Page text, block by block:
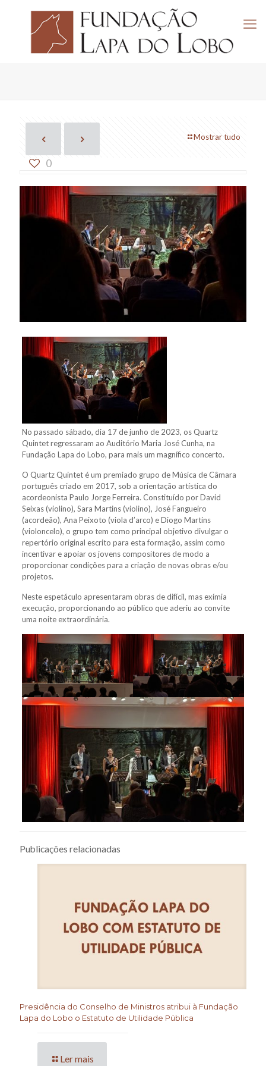
Mostrar tudo
0
No passado sábado, dia 17 de junho de 2023, os Quartz
Quintet regressaram ao Auditório Maria José Cunha, na
Fundação Lapa do Lobo, para mais um magnífico concerto.
O Quartz Quintet é um premiado grupo de Música de Câmara
português criado em 2017, sob a orientação artística do
acordeonista Paulo Jorge Ferreira. Constituído por David
Seixas (violino), Sara Martins (violino), José Fangueiro
(acordeão), Ana Peixoto (viola d’arco) e Diogo Martins
(violoncelo), o grupo tem como principal objetivo divulgar o
repertório original escrito para esta formação, assim como
incentivar e apoiar os jovens compositores de modo a
proporcionar condições para a criação de novas obras e/ou
projetos.
Neste espetáculo apresentaram obras de difícil, mas exímia
execução, proporcionando ao público que aderiu ao convite
uma noite extraordinária.
Publicações relacionadas
Presidência do Conselho de Ministros atribui à Fundação
Lapa do Lobo o Estatuto de Utilidade Pública
Ler mais